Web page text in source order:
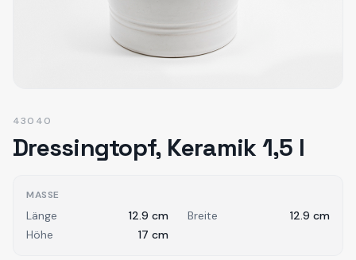
43040
Dressingtopf, Keramik 1,5 l
MASSE
Länge 12.9 cm Breite 12.9 cm
Höhe
17 cm